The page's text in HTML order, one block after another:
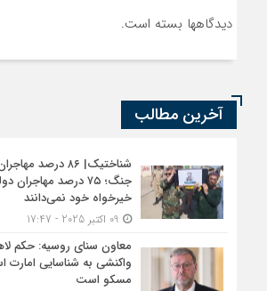
دیدگاهها بسته است.
آخرین مطالب
شناختیک| ۸۶ درصد
جنگ؛ ۷۵ درصد
خیرخواه خود نمی‌دانند
معاون سنای روسیه: حکم
واکنشی به شناسایی امارت
مسکو است